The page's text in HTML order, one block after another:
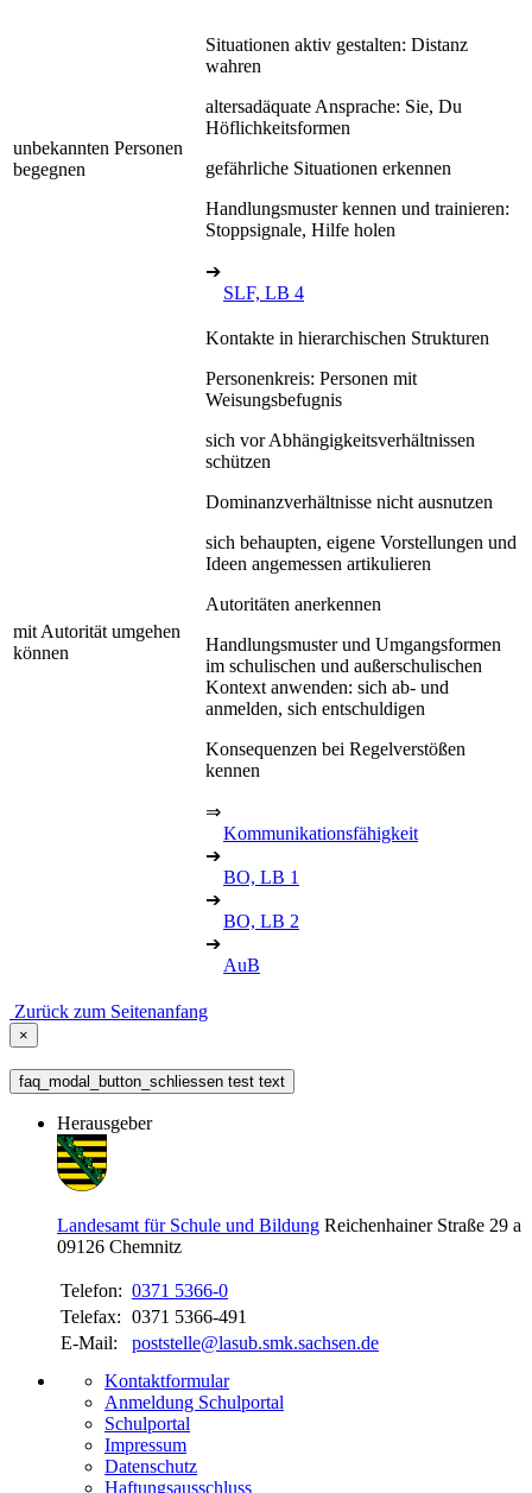
unbekannten Personen
begegnen
Situationen aktiv gestalten: Distanz
wahren
altersadäquate Ansprache: Sie, Du
Höflichkeitsformen
gefährliche Situationen erkennen
Handlungsmuster kennen und trainieren:
Stoppsignale, Hilfe holen
➔
SLF, LB 4
mit Autorität umgehen
können
Kontakte in hierarchischen Strukturen
Personenkreis: Personen mit
Weisungsbefugnis
sich vor Abhängigkeitsverhältnissen
schützen
Dominanzverhältnisse nicht ausnutzen
sich behaupten, eigene Vorstellungen und
Ideen angemessen artikulieren
Autoritäten anerkennen
Handlungsmuster und Umgangsformen
im schulischen und außerschulischen
Kontext anwenden: sich ab- und
anmelden, sich entschuldigen
Konsequenzen bei Regelverstößen
kennen
⇒
Kommunikationsfähigkeit
➔
BO, LB 1
➔
BO, LB 2
➔
AuB
Zurück zum Seitenanfang
×
faq_modal_button_schliessen test text
Herausgeber
Landesamt für Schule und Bildung Reichenhainer Straße 29 a
09126 Chemnitz
Telefon: 0371 5366-0
Telefax: 0371 5366-491
E-Mail:
poststelle@lasub.smk.sachsen.de
Kontaktformular
Anmeldung Schulportal
Schulportal
Impressum
Datenschutz
Haftungsausschluss